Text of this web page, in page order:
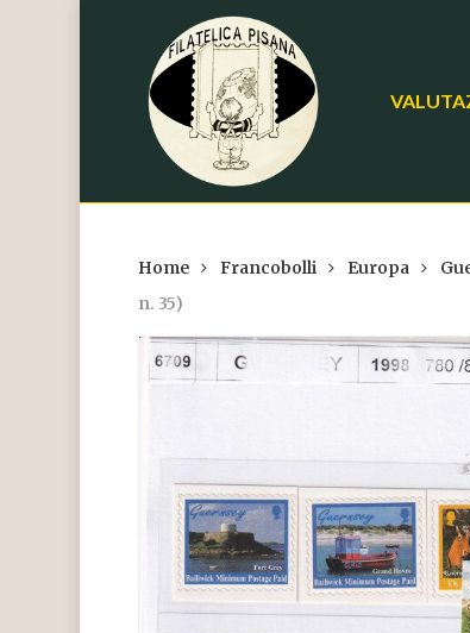
Hit enter to search or ESC to
Home Francobolli Europa
n. 35)